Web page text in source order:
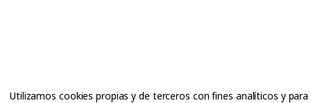
Utilizamos cookies propias y de terceros con fines analíticos y para